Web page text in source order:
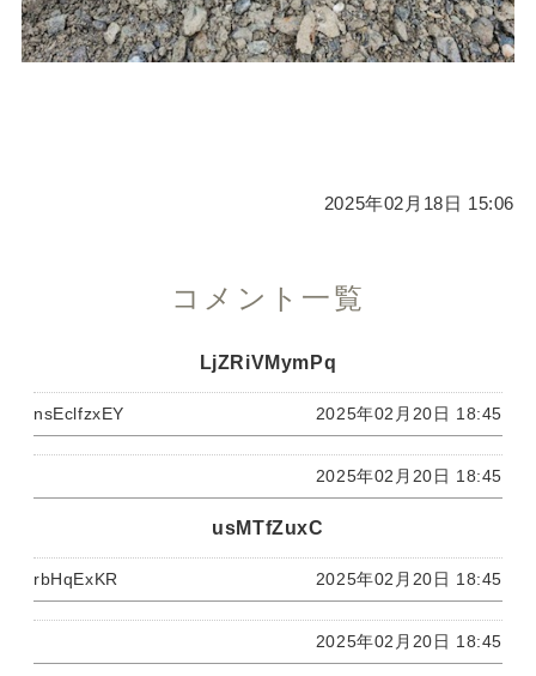
2025年02月18日 15:06
コメント一覧
LjZRiVMymPq
nsEclfzxEY 2025年02月20日 18:45
2025年02月20日 18:45
usMTfZuxC
rbHqExKR 2025年02月20日 18:45
2025年02月20日 18:45